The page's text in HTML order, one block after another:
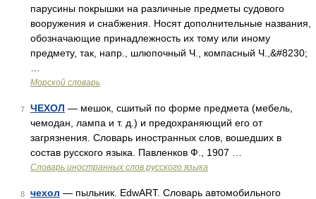
парусины покрышки на различные предметы судового
вооружения и снабжения. Носят дополнительные названия,
обозначающие принадлежность их тому или иному
предмету, так, напр., шлюпочный Ч., компасный Ч.,&#8230;
Морской словарь
7 ЧЕХОЛ — мешок, сшитый по форме предмета (мебель,
чемодан, лампа и т. д.) и предохраняющий его от
загрязнения. Словарь иностранных слов, вошедших в
состав русского языка. Павленков Ф., 1907 …
Словарь иностранных слов русского языка
8 чехол — пыльник. EdwART. Словарь автомобильного